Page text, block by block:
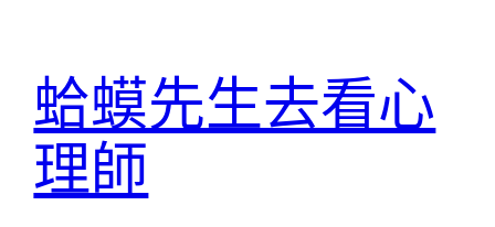
蛤蟆先生去看心
理師